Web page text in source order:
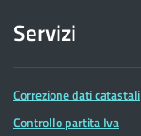
Servizi
Correzione dati catastali
Controllo partita Iva